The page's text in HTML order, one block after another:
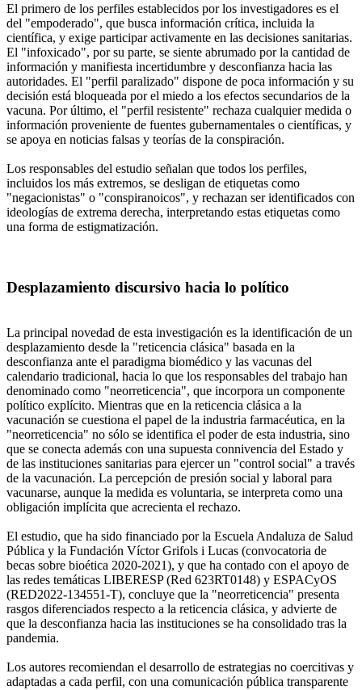
El primero de los perfiles establecidos por los investigadores es el
del "empoderado", que busca información crítica, incluida la
científica, y exige participar activamente en las decisiones sanitarias.
El "infoxicado", por su parte, se siente abrumado por la cantidad de
información y manifiesta incertidumbre y desconfianza hacia las
autoridades. El "perfil paralizado" dispone de poca información y su
decisión está bloqueada por el miedo a los efectos secundarios de la
vacuna. Por último, el "perfil resistente" rechaza cualquier medida o
información proveniente de fuentes gubernamentales o científicas, y
se apoya en noticias falsas y teorías de la conspiración.
Los responsables del estudio señalan que todos los perfiles,
incluidos los más extremos, se desligan de etiquetas como
"negacionistas" o "conspiranoicos", y rechazan ser identificados con
ideologías de extrema derecha, interpretando estas etiquetas como
una forma de estigmatización.
Desplazamiento discursivo hacia lo político
La principal novedad de esta investigación es la identificación de un
desplazamiento desde la "reticencia clásica" basada en la
desconfianza ante el paradigma biomédico y las vacunas del
calendario tradicional, hacia lo que los responsables del trabajo han
denominado como "neorreticencia", que incorpora un componente
político explícito. Mientras que en la reticencia clásica a la
vacunación se cuestiona el papel de la industria farmacéutica, en la
"neorreticencia" no sólo se identifica el poder de esta industria, sino
que se conecta además con una supuesta connivencia del Estado y
de las instituciones sanitarias para ejercer un "control social" a través
de la vacunación. La percepción de presión social y laboral para
vacunarse, aunque la medida es voluntaria, se interpreta como una
obligación implícita que acrecienta el rechazo.
El estudio, que ha sido financiado por la Escuela Andaluza de Salud
Pública y la Fundación Víctor Grifols i Lucas (convocatoria de
becas sobre bioética 2020-2021), y que ha contado con el apoyo de
las redes temáticas LIBERESP (Red 623RT0148) y ESPACyOS
(RED2022-134551-T), concluye que la "neorreticencia" presenta
rasgos diferenciados respecto a la reticencia clásica, y advierte de
que la desconfianza hacia las instituciones se ha consolidado tras la
pandemia.
Los autores recomiendan el desarrollo de estrategias no coercitivas y
adaptadas a cada perfil, con una comunicación pública transparente